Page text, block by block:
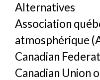
Alternatives
Association
atmosphérique
Canadian
Canadian Union